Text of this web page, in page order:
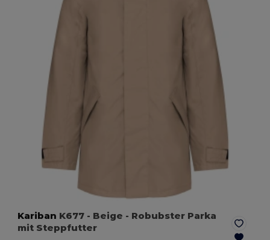
Kariban K677 - Beige - Robubster Parka
mit Steppfutter